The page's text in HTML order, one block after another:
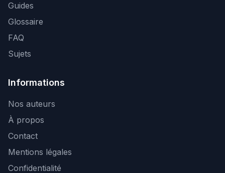
Guides
Glossaire
FAQ
Sujets
Informations
Nos auteurs
À propos
Contact
Mentions légales
Confidentialité